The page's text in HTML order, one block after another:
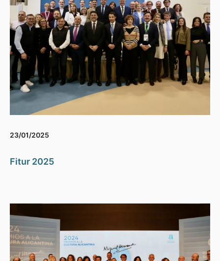
23/01/2025
Fitur 2025